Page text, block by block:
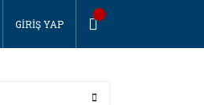
GİRİŞ YAP